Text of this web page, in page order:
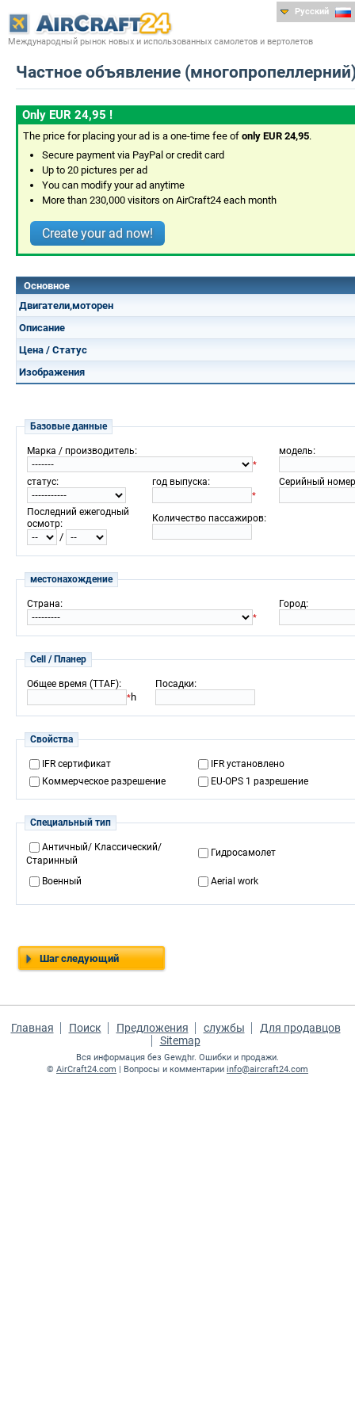
Международный рынок новых и использованных самолетов и вертолетов
Русский
Частное объявление
Only EUR 24,95 !
The price for placing your ad is a one-time fee of only EUR 24,95.
Secure payment via PayPal or credit card
Up to 20 pictures per ad
You can modify your ad anytime
More than 230,000 visitors on AirCraft24 each month
Create your ad now!
Основное
Двигатели,моторен
Описание
Цена / Статус
Изображения
Базовые данные
Марка / производитель:
*
модель:
статус: год выпуска:
*
Серийный
Последний ежегодный
осмотр:
/
Количество пассажиров:
местонахождение
Страна:
*
Город:
Cell / Планер
Общее время (TTAF):
*h
Посадки:
Свойства
IFR сертификат
IFR установлено
Коммерческое разрешение
EU-OPS 1 разрешение
Специальный тип
Античный/ Классический/
Старинный
Гидросамолет
Военный Aerial work
Шаг следующий
Главная Поиск Предложения службы
Для продавцов
Sitemap
Вся информация без Gewдhr. Ошибки и продажи.
© AirCraft24.com | Вопросы и комментарии info@aircraft24.com